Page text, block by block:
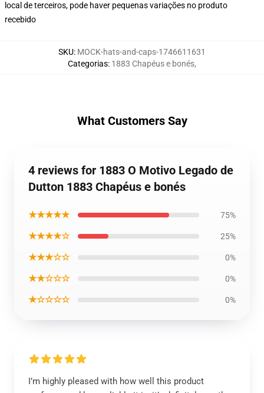
local de terceiros, pode haver pequenas variações no produto
recebido
SKU: MOCK-hats-and-caps-1746611631
Categorias: 1883 Chapéus e bonés,
What Customers Say
4 reviews for 1883 O Motivo Legado de
Dutton 1883 Chapéus e bonés
★★★★★ 75%
★★★★☆ 25%
★★★☆☆ 0%
★★☆☆☆ 0%
★☆☆☆☆ 0%
I’m highly pleased with how well this product